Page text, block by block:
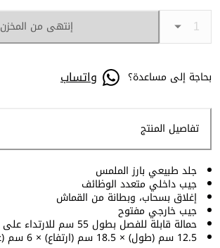
إنتهى من المخزن
بحاجة إلى مساعدة؟ واتساب
تفاصيل المنتج
جلد طبيعي بارز الملمس
جيب داخلي متعدد الوظائف
إغلاق بسحاب، وبطانة من القماش
جيب خارجي مفتوح
حمالة قابلة للفصل بطول 55 سم للارتداء على الكتف أو الجسم
12.5 سم (طول) × 18.5 سم (ارتفاع) × 6 سم (عرض)